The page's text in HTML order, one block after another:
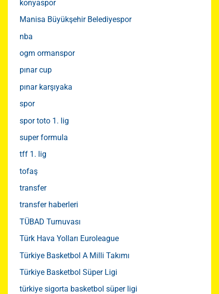
konyaspor
Manisa Büyükşehir Belediyespor
nba
ogm ormanspor
pınar cup
pınar karşıyaka
spor
spor toto 1. lig
super formula
tff 1. lig
tofaş
transfer
transfer haberleri
TÜBAD Turnuvası
Türk Hava Yolları Euroleague
Türkiye Basketbol A Milli Takımı
Türkiye Basketbol Süper Ligi
türkiye sigorta basketbol süper ligi